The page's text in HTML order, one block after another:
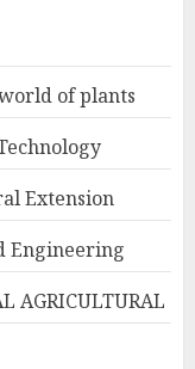
of plants
Extension
Engineering
AGRICULTURAL